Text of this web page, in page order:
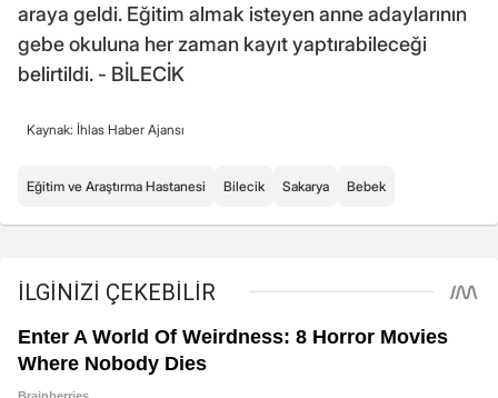
araya geldi. Eğitim almak isteyen anne adaylarının
gebe okuluna her zaman kayıt yaptırabileceği
belirtildi. - BİLECİK
Kaynak: İhlas Haber Ajansı
Eğitim ve Araştırma Hastanesi Bilecik Sakarya Bebek